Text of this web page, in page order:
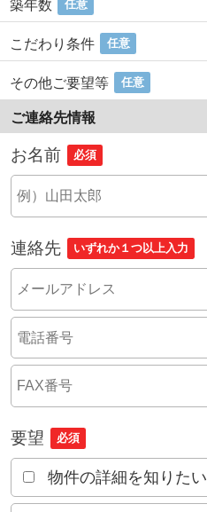
築年数 任意
こだわり条件 任意
その他ご要望等 任意
ご連絡先情報
お名前 必須
連絡先 いずれか１つ以上入力
要望 必須
物件の詳細を知りたい